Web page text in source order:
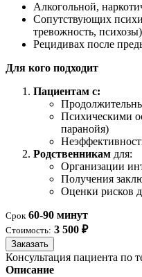
Алкогольной,
Сопутствующих
тревожность, психозы)
Рецидивах после
Для кого подходит
Пациентам с:
Психическими
паранойя)
Родственникам для:
Организации
Получения
Оценки рисков
Срок 60-90 минут
Стоимость: 3 500 ₽
Заказать
Консультация пациента по
Описание